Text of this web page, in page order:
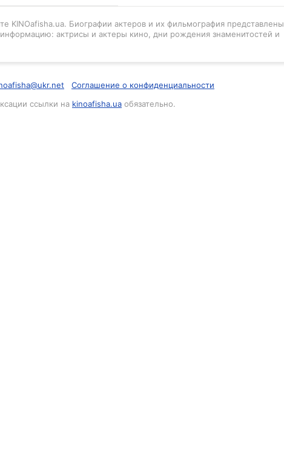
KINOafisha.ua. Биографии актеров и их фильмография представлены
актрисы и актеры кино, дни рождения знаменитостей и
Соглашение о конфиденциальности
ссылки на kinoafisha.ua обязательно.